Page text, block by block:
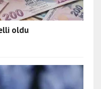
oldu